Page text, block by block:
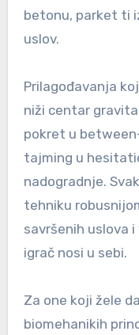
betonu, parket ti
uslov.
Prilagođavanja
niži centar
pokret u
tajming u
nadogradnje.
tehniku
savršenih uslova
igrač nosi u sebi.
Za one koji žele
biomehanikih